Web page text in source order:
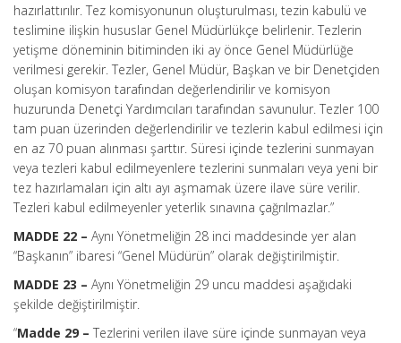
hazırlattırılır. Tez komisyonunun oluşturulması, tezin kabulü ve
teslimine ilişkin hususlar Genel Müdürlükçe belirlenir. Tezlerin
yetişme döneminin bitiminden iki ay önce Genel Müdürlüğe
verilmesi gerekir. Tezler, Genel Müdür, Başkan ve bir Denetçiden
oluşan komisyon tarafından değerlendirilir ve komisyon
huzurunda Denetçi Yardımcıları tarafından savunulur. Tezler 100
tam puan üzerinden değerlendirilir ve tezlerin kabul edilmesi için
en az 70 puan alınması şarttır. Süresi içinde tezlerini sunmayan
veya tezleri kabul edilmeyenlere tezlerini sunmaları veya yeni bir
tez hazırlamaları için altı ayı aşmamak üzere ilave süre verilir.
Tezleri kabul edilmeyenler yeterlik sınavına çağrılmazlar.”
MADDE 22 – Aynı Yönetmeliğin 28 inci maddesinde yer alan
“Başkanın” ibaresi “Genel Müdürün” olarak değiştirilmiştir.
MADDE 23 – Aynı Yönetmeliğin 29 uncu maddesi aşağıdaki
şekilde değiştirilmiştir.
“Madde 29 – Tezlerini verilen ilave süre içinde sunmayan veya